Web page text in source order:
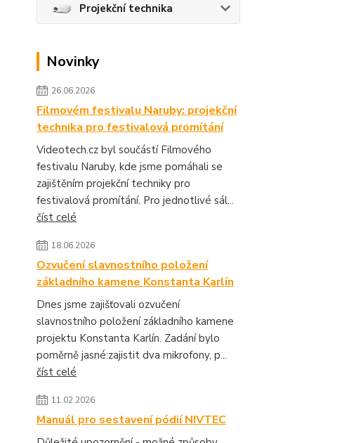
Projekční technika
Novinky
26.06.2026
Filmovém festivalu Naruby: projekční
technika pro festivalová promítání
Videotech.cz byl součástí Filmového
festivalu Naruby, kde jsme pomáhali se
zajištěním projekční techniky pro
festivalová promítání. Pro jednotlivé sál...
číst celé
18.06.2026
Ozvučení slavnostního položení
základního kamene Konstanta Karlín
Dnes jsme zajišťovali ozvučení
slavnostního položení základního kamene
projektu Konstanta Karlín. Zadání bylo
poměrně jasné:zajistit dva mikrofony, p...
číst celé
11.02.2026
Manuál pro sestavení pódií NIVTEC